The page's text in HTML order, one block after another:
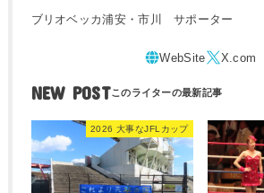
ブリオベッカ浦安・市川 サポーター
NEW POST
2026 大事なJFLカップ